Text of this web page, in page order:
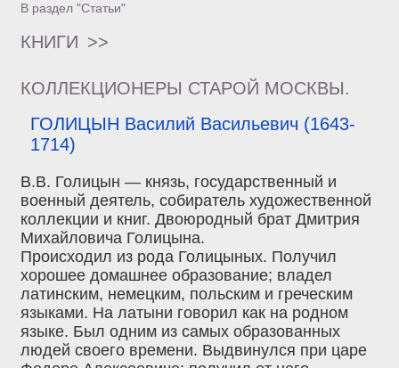
В раздел "Статьи"
КНИГИ >>
КОЛЛЕКЦИОНЕРЫ СТАРОЙ МОСКВЫ.
ГОЛИЦЫН Василий Васильевич (1643-
1714)
В.В. Голицын — князь, государственный и
военный деятель, собиратель художественной
коллекции и книг. Двоюродный брат Дмитрия
Михайловича Голицына.
Происходил из рода Голицыных. Получил
хорошее домашнее образование; владел
латинским, немецким, польским и греческим
языками. На латыни говорил как на родном
языке. Был одним из самых образованных
людей своего времени. Выдвинулся при царе